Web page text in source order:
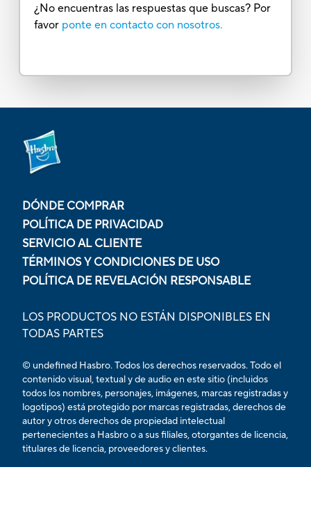
¿No encuentras las respuestas que buscas? Por
favor ponte en contacto con nosotros.
DÓNDE COMPRAR
POLÍTICA DE PRIVACIDAD
SERVICIO AL CLIENTE
TÉRMINOS Y CONDICIONES DE USO
POLÍTICA DE REVELACIÓN RESPONSABLE
LOS PRODUCTOS NO ESTÁN DISPONIBLES EN
TODAS PARTES
© undefined Hasbro. Todos los derechos reservados. Todo el
contenido visual, textual y de audio en este sitio (incluidos
todos los nombres, personajes, imágenes, marcas registradas y
logotipos) está protegido por marcas registradas, derechos de
autor y otros derechos de propiedad intelectual
pertenecientes a Hasbro o a sus filiales, otorgantes de licencia,
titulares de licencia, proveedores y clientes.